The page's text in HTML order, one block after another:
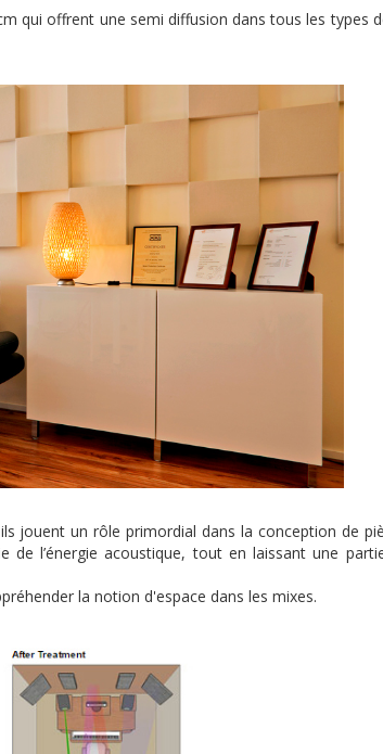
qui offrent une semi diffusion dans tous les types
jouent un rôle primordial dans la conception de
l’énergie acoustique, tout en laissant une
la notion d'espace dans les mixes.